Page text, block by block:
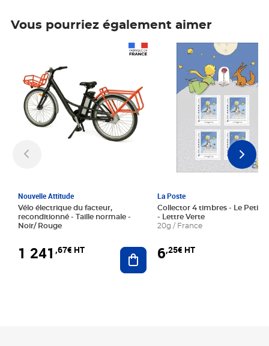
Vous pourriez également aimer
Nouvelle Attitude
Vélo électrique du facteur,
reconditionné - Taille normale -
Noir/ Rouge
1 241 ,67€ HT Ajouter au panier
La Poste
Collector 4 timbres - Le Petit
- Lettre Verte
20g / France
6,25€ HT
Prix 6,25€ HT